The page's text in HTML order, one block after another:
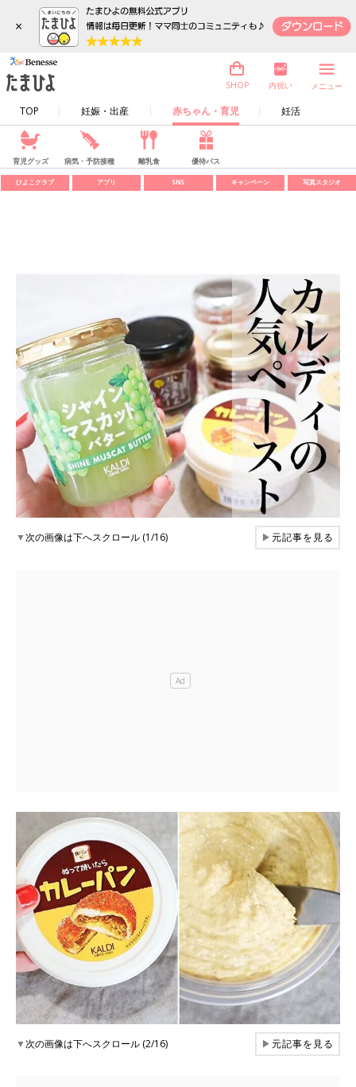
×
TOP 妊娠・出産 赤ちゃん・育児 妊活
SHOP 内祝い メニュー
育児グッズ 病気・予防接種 離乳食 優待パス
ひよこクラブ アプリ SNS キャンペーン 写真スタジオ
▼次の画像は下へスクロール (1/16) ▶元記事を見る
▼次の画像は下へスクロール (2/16) ▶元記事を見る